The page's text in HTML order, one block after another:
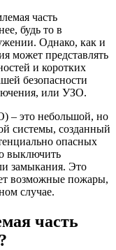
часть
будь то в
Однако, как и
может представлять
и коротких
безопасности
или УЗО.
– это небольшой, но
системы, созданный
опасных
выключить
замыкания. Это
возможные пожары,
случае.
часть